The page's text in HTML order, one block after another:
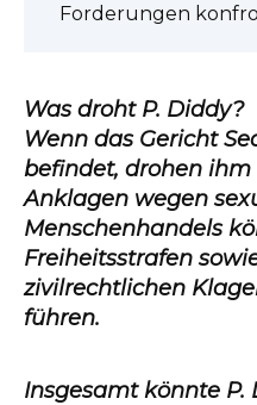
Forderungen
Was droht P. Diddy?
Wenn das Gericht
befindet, drohen
Anklagen wegen
Menschenhandels
Freiheitsstrafen
zivilrechtlichen
führen.
Insgesamt könnte P.